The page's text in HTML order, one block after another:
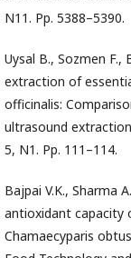
N11. Pp. 5388–5390.
Uysal B., Sozmen
extraction of
officinalis:
ultrasound
5, N1. Pp. 111–114.
Bajpai V.K., Sharma
antioxidant capacity
Chamaecyparis